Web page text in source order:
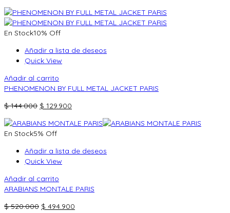
original
era:
$ 50.000.
actual
es:
En Stock10% Off
Añadir a lista de deseos
Quick View
Añadir al carrito
PHENOMENON BY FULL METAL JACKET PARIS
$144.000 El
original
era:
$ 144.000.
$ 129.900
actual
$ 129.900.
En Stock5% Off
Añadir a lista de deseos
Quick View
Añadir al carrito
ARABIANS MONTALE PARIS
$520.000 El
$ 494.900